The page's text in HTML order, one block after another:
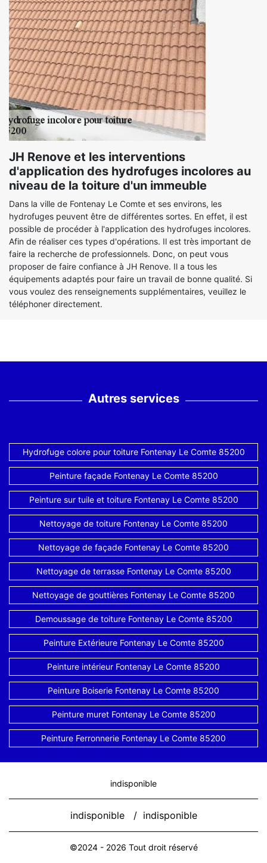
JH Renove et les interventions
d'application des hydrofuges incolores au
niveau de la toiture d'un immeuble
Dans la ville de Fontenay Le Comte et ses environs, les
hydrofuges peuvent être de différentes sortes. En effet, il est
possible de procéder à l'application des hydrofuges incolores.
Afin de réaliser ces types d'opérations. Il est très important de
faire la recherche de professionnels. Donc, on peut vous
proposer de faire confiance à JH Renove. Il a tous les
équipements adaptés pour faire un travail de bonne qualité. Si
vous voulez des renseignements supplémentaires, veuillez le
téléphoner directement.
Autres services
Hydrofuge colore pour toiture Fontenay Le Comte 85200
Peinture façade Fontenay Le Comte 85200
Peinture sur tuile et toiture Fontenay Le Comte 85200
Nettoyage de toiture Fontenay Le Comte 85200
Nettoyage de façade Fontenay Le Comte 85200
Nettoyage de terrasse Fontenay Le Comte 85200
Nettoyage de gouttières Fontenay Le Comte 85200
Demoussage de toiture Fontenay Le Comte 85200
Peinture Extérieure Fontenay Le Comte 85200
Peinture intérieur Fontenay Le Comte 85200
Peinture Boiserie Fontenay Le Comte 85200
Peinture muret Fontenay Le Comte 85200
Peinture Ferronnerie Fontenay Le Comte 85200
indisponible
indisponible / indisponible
©2024 - 2026 Tout droit réservé